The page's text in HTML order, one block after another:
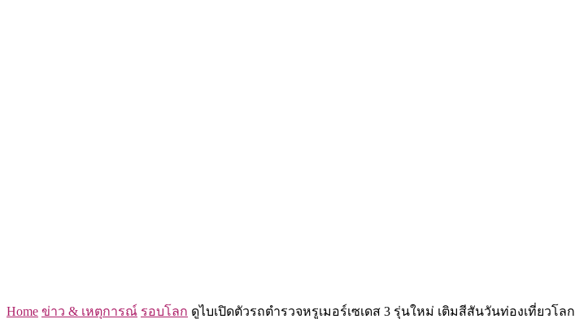
Home ข่าว & เหตุการณ์ รอบโลก ดูไบเปิดตัวรถตำรวจหรูเมอร์เซเดส 3 รุ่นใหม่ เติมสีสันวันท่องเที่ยวโลก